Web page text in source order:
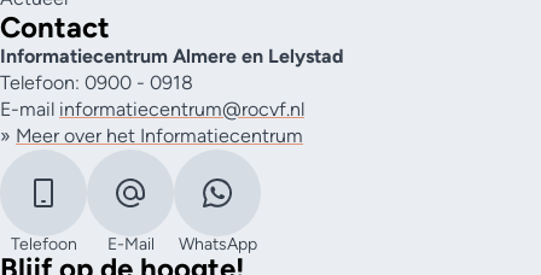
Contact
Informatiecentrum Almere en Lelystad
Telefoon: 0900 - 0918
E-mail informatiecentrum@rocvf.nl
» Meer over het Informatiecentrum
Telefoon E-Mail WhatsApp